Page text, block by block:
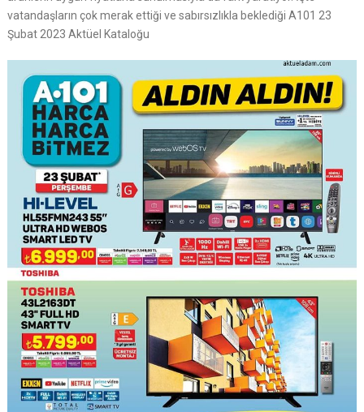
vatandaşların çok merak ettiği ve sabırsızlıkla beklediği A101 23
Şubat 2023 Aktüel Kataloğu